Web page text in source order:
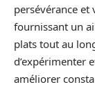
persévérance
fournissant un
plats tout au
d’expérimenter
améliorer